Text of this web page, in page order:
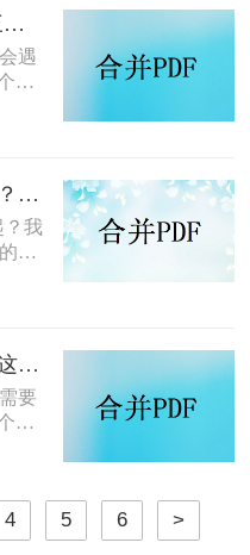
怎么把pdf合并成一个pdf？三种方法教你快速合并pdf！
遇
文
简
读
的
一
两个pdf文件怎么合并到一起？大家来试试这3种方法吧！
？我
文
，
我
们
如何把两个pdf合并成一个？这4种合并方法很好用！
要
，
何
绍
4 5 6 >